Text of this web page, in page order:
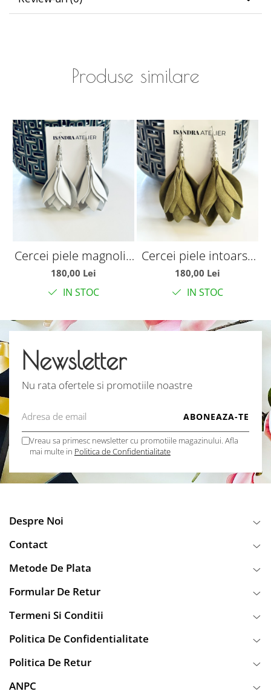
Produse similare
Cercei piele magnolie
alba
180,00 Lei
IN STOC
Cercei piele intoarsa
magnolie olive
180,00 Lei
IN STOC
Newsletter
Nu rata ofertele si promotiile noastre
Vreau sa primesc newsletter cu promotiile magazinului. Afla
mai multe in Politica de Confidentialitate
Despre Noi
Contact
Metode De Plata
Formular De Retur
Termeni Si Conditii
Politica De Confidentialitate
Politica De Retur
ANPC